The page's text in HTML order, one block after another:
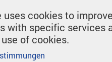
uses cookies to
with specific services
of cookies.